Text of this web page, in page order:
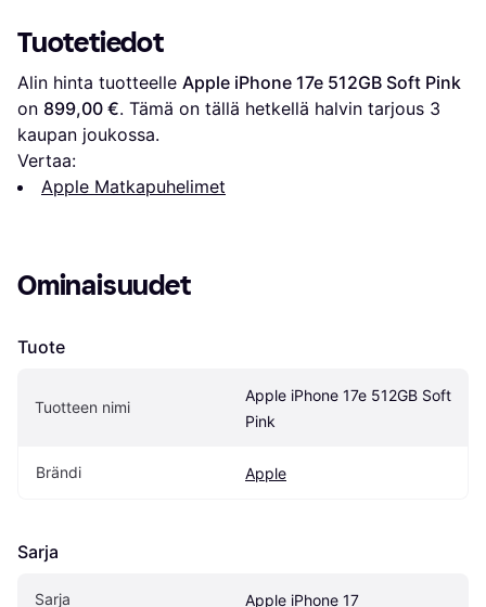
Tuotetiedot
Alin hinta tuotteelle Apple iPhone 17e 512GB Soft Pink
on 899,00 €. Tämä on tällä hetkellä halvin tarjous 3
kaupan joukossa.
Vertaa:
Apple Matkapuhelimet
Ominaisuudet
Tuote
Tuotteen nimi
Apple iPhone 17e 512GB Soft
Pink
Brändi Apple
Sarja
Sarja Apple iPhone 17